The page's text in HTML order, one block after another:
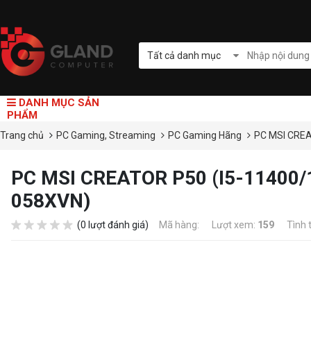
Tất cả danh mục
DANH MỤC SẢN
PHẨM
Trang chủ PC Gaming, Streaming PC Gaming Hãng PC MSI
PC MSI CREATOR P50 (I5-
058XVN)
(0 lượt đánh giá) Mã hàng: Lượt xem: 159 Tình